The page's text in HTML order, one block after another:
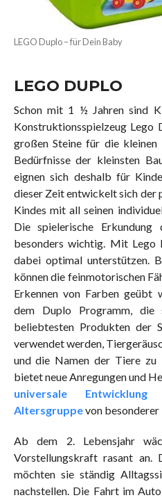
LEGO Duplo – für Dein Baby
LEGO DUPLO
Schon mit 1 ½ Jahren sind
Konstruktionsspielzeug Lego
großen Steine für die
Bedürfnisse der kleinsten
eignen sich deshalb für
dieser Zeit entwickelt sich der
Kindes mit all seinen
Die spielerische
besonders wichtig. Mit Lego
dabei optimal unterstützen.
können die feinmotorischen
Erkennen von Farben geübt
dem Duplo Programm,
beliebtesten Produkten der
verwendet werden,
und die Namen der Tiere zu
bietet neue Anregungen und
universale
Altersgruppevon besonderer
Ab dem 2. Lebensjahr
Vorstellungskraft rasant an.
möchten sie ständig
nachstellen. Die Fahrt im